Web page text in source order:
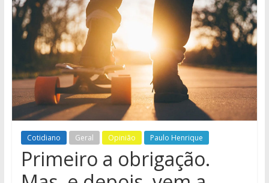
Região
Cotidiano Geral Opinião Paulo Henrique
Primeiro a obrigação.